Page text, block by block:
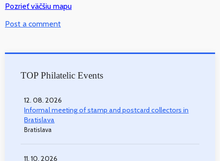
Pozrieť väčšiu mapu
Post a comment
TOP Philatelic Events
12. 08. 2026
Informal meeting of stamp and postcard collectors in
Bratislava
Bratislava
11. 10. 2026